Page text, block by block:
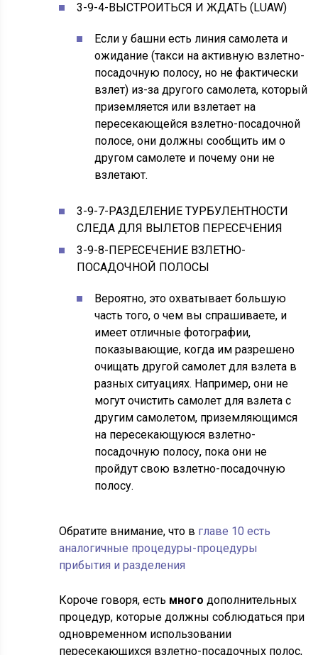
3-9-4-ВЫСТРОИТЬСЯ И ЖДАТЬ (LUAW)
Если у башни есть линия самолета и
ожидание (такси на активную взлетно-
посадочную полосу, но не фактически
взлет) из-за другого самолета, который
приземляется или взлетает на
пересекающейся взлетно-посадочной
полосе, они должны сообщить им о
другом самолете и почему они не
взлетают.
3-9-7-РАЗДЕЛЕНИЕ ТУРБУЛЕНТНОСТИ
СЛЕДА ДЛЯ ВЫЛЕТОВ ПЕРЕСЕЧЕНИЯ
3-9-8-ПЕРЕСЕЧЕНИЕ ВЗЛЕТНО-
ПОСАДОЧНОЙ ПОЛОСЫ
Вероятно, это охватывает большую
часть того, о чем вы спрашиваете, и
имеет отличные фотографии,
показывающие, когда им разрешено
очищать другой самолет для взлета в
разных ситуациях. Например, они не
могут очистить самолет для взлета с
другим самолетом, приземляющимся
на пересекающуюся взлетно-
посадочную полосу, пока они не
пройдут свою взлетно-посадочную
полосу.
Обратите внимание, что в главе 10 есть
аналогичные процедуры-процедуры
прибытия и разделения
Короче говоря, есть многодополнительных
процедур, которые должны соблюдаться при
одновременном использовании
пересекающихся взлетно-посадочных полос,